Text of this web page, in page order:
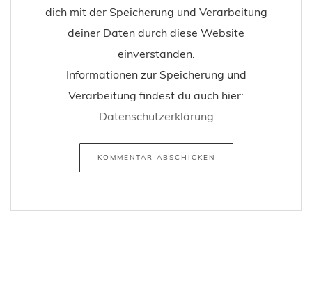
dich mit der Speicherung und Verarbeitung
deiner Daten durch diese Website
einverstanden.
Informationen zur Speicherung und
Verarbeitung findest du auch hier:
Datenschutzerklärung